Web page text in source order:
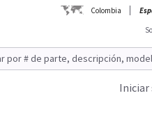
Colombia
Iniciar